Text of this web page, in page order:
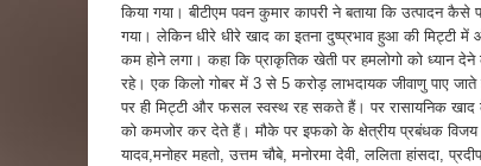
किया गया। बीटीएम पवन कुमार कापरी ने बताया कि उत्पादन
गया। लेकिन धीरे धीरे खाद का इतना दुष्प्रभाव हुआ की
कम होने लगा। कहा कि प्राकृतिक खेती पर हमलोगो को ध्यान
रहे। एक किलो गोबर में 3 से 5 करोड़ लाभदायक जीवाणु पाए
पर ही मिट्टी और फसल स्वस्थ रह सकते हैं। पर रासायनिक
को कमजोर कर देते हैं। मौके पर इफको के क्षेत्रीय प्रबंधक
यादव,मनोहर महतो, उत्तम चौबे, मनोरमा देवी, ललिता हांसदा,